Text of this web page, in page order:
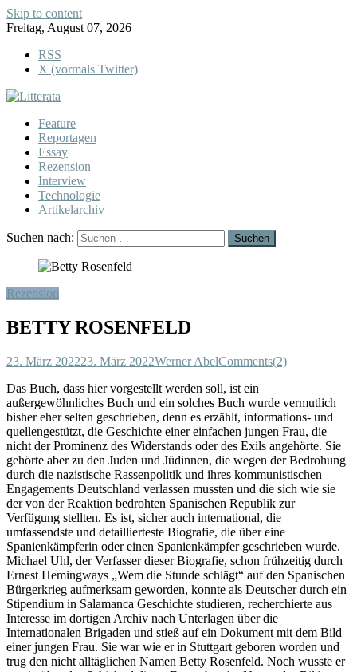
Skip to content
Freitag, August 07, 2026
RSS
X (vormals Twitter)
Feature
Reportagen
Essay
Rezension
Interview
Technologie
Artikelarchiv
Suchen nach:
Rezension
BETTY ROSENFELD
23. März 202223. März 2022Werner AbelComments(2)
Das Buch, dass hier vorgestellt werden soll, ist ein
außergewöhnliches Buch und ein solches Buch wurde vermutlich
bisher eher selten geschrieben, denn es erzählt, informations- und
quellengestützt, die Geschichte einer einfachen jungen Frau, die
nicht der Prominenz des Widerstands oder des Exils angehörte. Sie
gehörte aber zu den Juden und Jüdinnen, die wegen der Bedrohung
durch die nazistische Rassenpolitik und ihres kommunistischen
Engagements Deutschland verlassen mussten und die sich wie sie
der von der Reaktion bedrohten Spanischen Republik zur
Verfügung stellten. Es ist, sicher auch international, die
umfassendste und detaillierteste Biografie, die über eine
Spanienkämpferin oder einen Spanienkämpfer geschrieben wurde.
Michael Uhl, der Verfasser dieser Biografie, schon frühzeitig durch
Ernest Hemingways „Wem die Stunde schlägt“ auf den Spanischen
Bürgerkrieg aufmerksam geworden, konnte als Deutscher durch ein
Stipendium in Salamanca Geschichte studieren, recherchierte aus
Interesse im dortigen Archiv nach Unterlagen über die
Internationalen Brigaden und stieß auf ein Dokument mit dem Bild
einer jungen Frau. Sie war wie er in Stuttgart geboren worden und
trug den nicht alltäglichen Namen Betty Rosenfeld. Noch wusste er